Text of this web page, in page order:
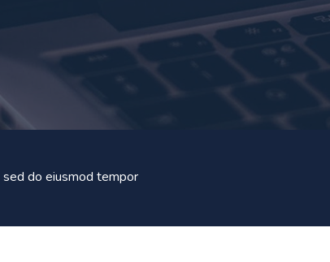
do eiusmod tempor